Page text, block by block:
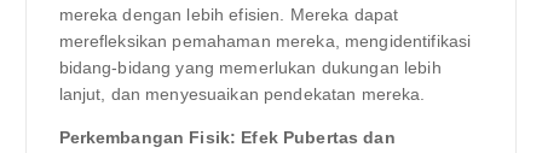
mereka dengan lebih efisien. Mereka dapat
merefleksikan pemahaman mereka, mengidentifikasi
bidang-bidang yang memerlukan dukungan lebih
lanjut, dan menyesuaikan pendekatan mereka.
Perkembangan Fisik: Efek Pubertas dan